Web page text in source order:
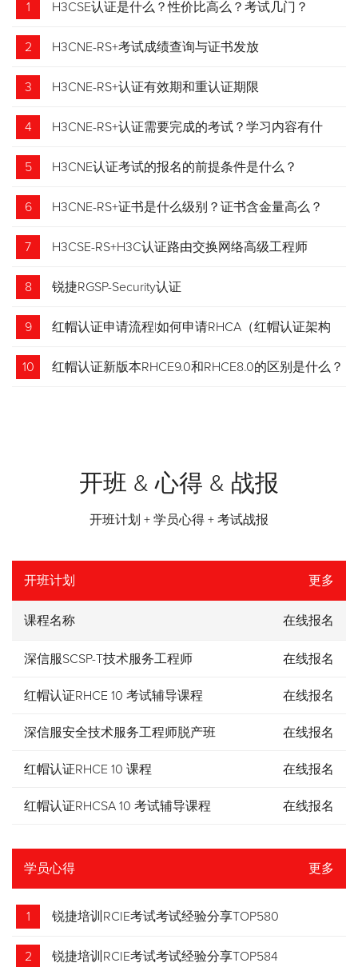
1 H3CSE认证是什么？性价比高么？考试几门？
2 H3CNE-RS+考试成绩查询与证书发放
3 H3CNE-RS+认证有效期和重认证期限
4 H3CNE-RS+认证需要完成的考试？学习内容有什
么？
5 H3CNE认证考试的报名的前提条件是什么？
6 H3CNE-RS+证书是什么级别？证书含金量高么？
7 H3CSE-RS+H3C认证路由交换网络高级工程师
8 锐捷RGSP-Security认证
9 红帽认证申请流程|如何申请RHCA（红帽认证架构
师）证书？申请步骤请收藏！
10 红帽认证新版本RHCE9.0和RHCE8.0的区别是什么？
开班 & 心得 & 战报
开班计划 + 学员心得 + 考试战报
开班计划 更多
课程名称 在线报名
深信服SCSP-T技术服务工程师 在线报名
红帽认证RHCE 10 考试辅导课程 在线报名
深信服安全技术服务工程师脱产班 在线报名
红帽认证RHCE 10 课程 在线报名
红帽认证RHCSA 10 考试辅导课程 在线报名
学员心得 更多
1 锐捷培训RCIE考试考试经验分享TOP580
2 锐捷培训RCIE考试考试经验分享TOP584